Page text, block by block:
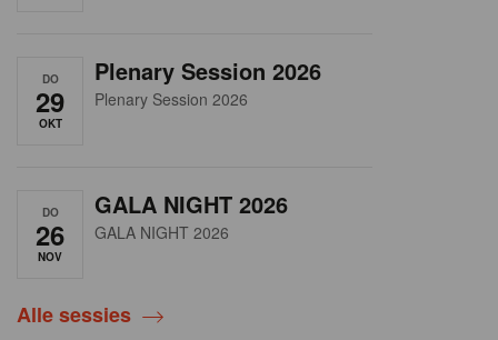
DO
29
OKT
Plenary Session 2026
Plenary Session 2026
DO
26
NOV
GALA NIGHT 2026
GALA NIGHT 2026
Alle sessies